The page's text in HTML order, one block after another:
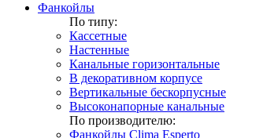
Фанкойлы
По типу:
Кассетные
Настенные
Канальные горизонтальные
В декоративном корпусе
Вертикальные бескорпусные
Высоконапорные канальные
По производителю:
Фанкойлы Clima Esperto